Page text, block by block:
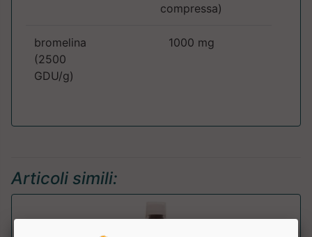
compressa)
bromelina
(2500
GDU/g)
1000 mg
Articoli simili: